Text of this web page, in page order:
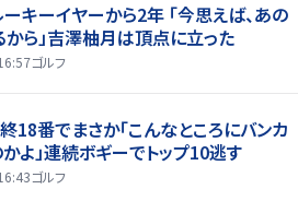
キーイヤーから2年 「今思えば、あの
ら」吉澤柚月は頂点に立った
ゴルフ
18番でまさか「こんなところにバンカ
よ」連続ボギーでトップ10逃す
ゴルフ